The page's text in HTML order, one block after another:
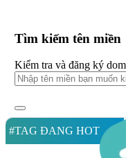
Tìm kiếm tên miền
Kiểm tra và đăng ký
#TAG ĐANG HOT